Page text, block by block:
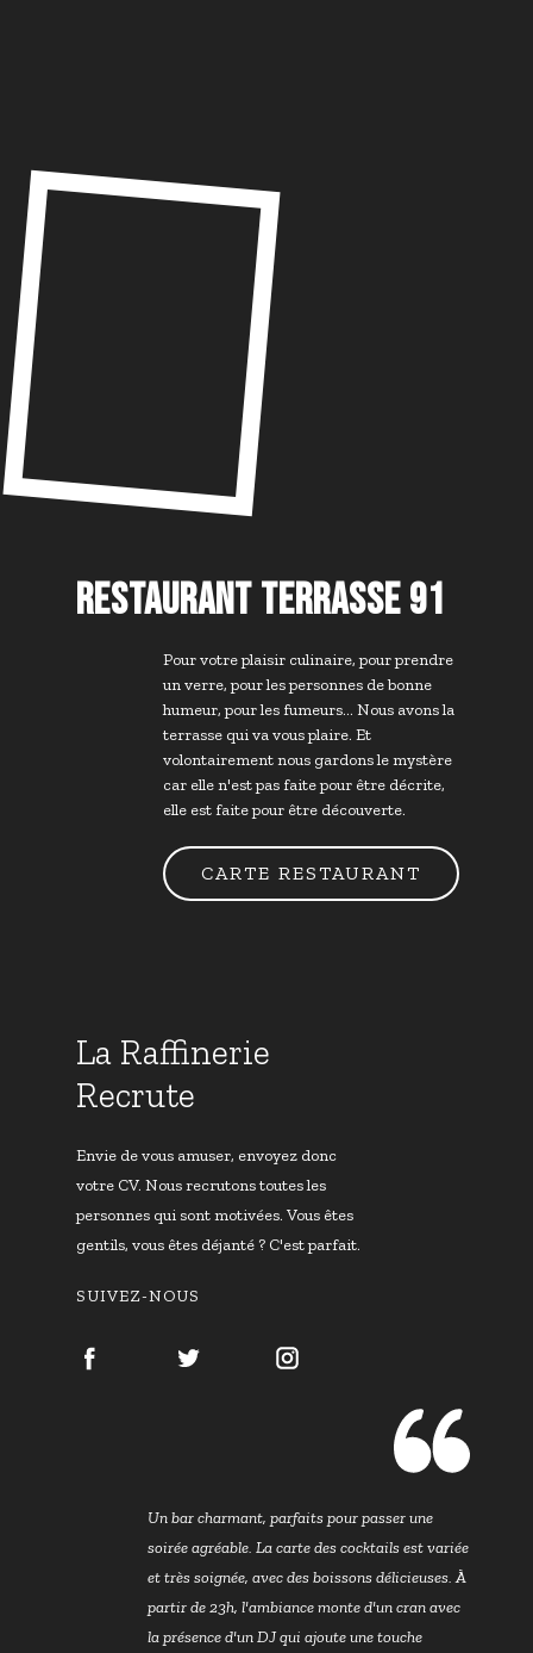
RESTAURANT TERRASSE 91
Pour votre plaisir culinaire, pour prendre
un verre, pour les personnes de bonne
humeur, pour les fumeurs... Nous avons la
terrasse qui va vous plaire. Et
volontairement nous gardons le mystère
car elle n'est pas faite pour être décrite,
elle est faite pour être découverte.
CARTE RESTAURANT
La Raffinerie
Recrute
Envie de vous amuser, envoyez donc
votre CV. Nous recrutons toutes les
personnes qui sont motivées. Vous êtes
gentils, vous êtes déjanté ? C'est parfait.
SUIVEZ-NOUS
Un bar charmant, parfaits pour passer une
soirée agréable. La carte des cocktails est variée
et très soignée, avec des boissons délicieuses. À
partir de 23h, l'ambiance monte d'un cran avec
la présence d'un DJ qui ajoute une touche